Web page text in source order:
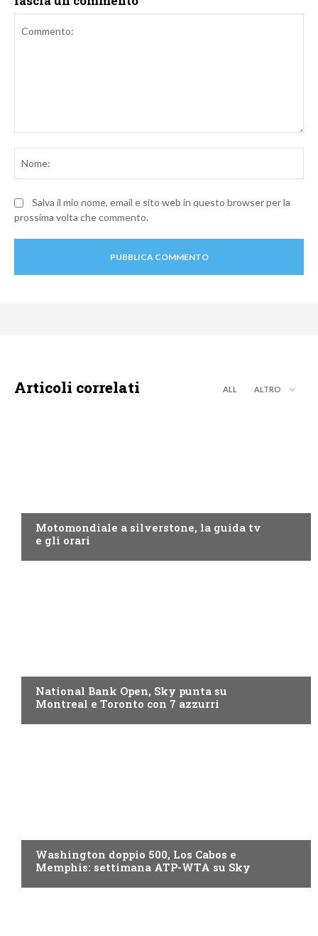
Salva il mio nome, email e sito web in questo browser per la
prossima volta che commento.
Articoli correlati ALL ALTRO
Motomondiale a silverstone, la guida tv
e gli orari
National Bank Open, Sky punta su
Montreal e Toronto con 7 azzurri
Washington doppio 500, Los Cabos e
Memphis: settimana ATP-WTA su Sky